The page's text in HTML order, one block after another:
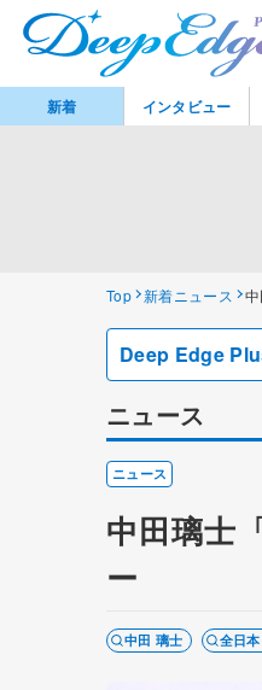
Top 新着ニュース
Deep Edge
ニュース
ニュース
中田璃士
ー
中田 璃士 全日
新着 インタビュー